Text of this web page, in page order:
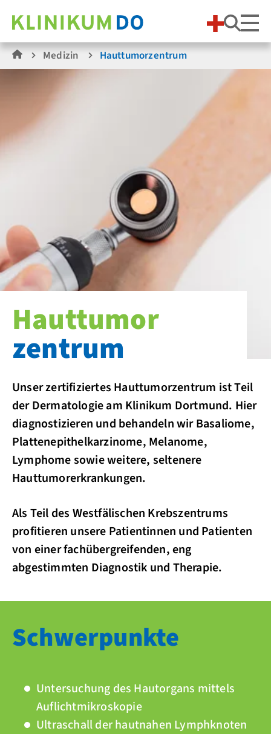
Medizin Hauttumorzentrum
Hauttumor­
zentrum
Unser zertifiziertes Hauttumorzentrum ist Teil
der Dermatologie am Klinikum Dortmund. Hier
diagnostizieren und behandeln wir Basaliome,
Plattenepithelkarzinome, Melanome,
Lymphome sowie weitere, seltenere
Hauttumorerkrankungen.
Als Teil des Westfälischen Krebszentrums
profitieren unsere Patientinnen und Patienten
von einer fachübergreifenden, eng
abgestimmten Diagnostik und Therapie.
Schwerpunkte
Untersuchung des Hautorgans mittels
Auflichtmikroskopie
Ultraschall der hautnahen Lymphknoten